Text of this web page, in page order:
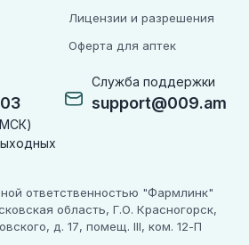
которые назначены для
в данной ситуации
Дозы и путь введения зависят
возбудителей, тяжести
функции почек и общего
Служба поддержки
support@009.am
Лицензии и разрешения
Оферта для аптек
ответственностью "Фармлинк"
область, Г.О. Красногорск,
д. 17, помещ. III, ком. 12-П